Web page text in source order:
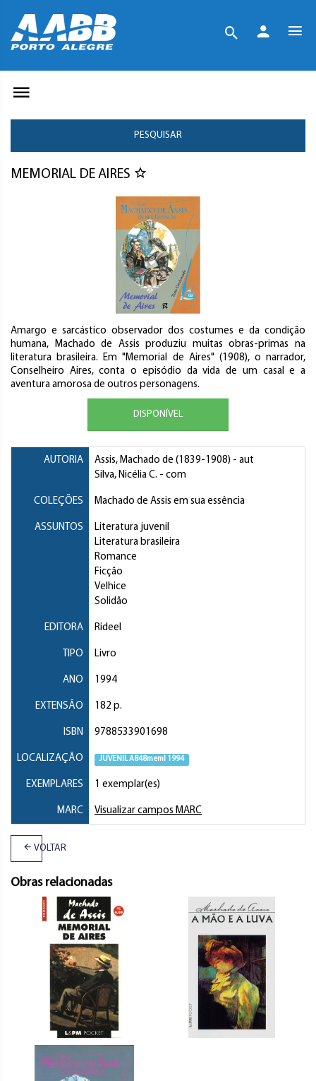
PESQUISAR
MEMORIAL DE AIRES
Amargo e sarcástico observador dos costumes e da condição
humana, Machado de Assis produziu muitas obras-primas na
literatura brasileira. Em "Memorial de Aires" (1908), o narrador,
Conselheiro Aires, conta o episódio da vida de um casal e a
aventura amorosa de outros personagens.
DISPONÍVEL
AUTORIA Assis, Machado de (1839-1908) - aut
Silva, Nicélia C. - com
COLEÇÕES Machado de Assis em sua essência
ASSUNTOS
Literatura juvenil
Literatura brasileira
Romance
Ficção
Velhice
Solidão
EDITORA Rideel
TIPO Livro
ANO 1994
EXTENSÃO 182 p.
ISBN 9788533901698
LOCALIZAÇÃO JUVENIL A848meml 1994
EXEMPLARES 1 exemplar(es)
MARC Visualizar campos MARC
VOLTAR
Obras relacionadas